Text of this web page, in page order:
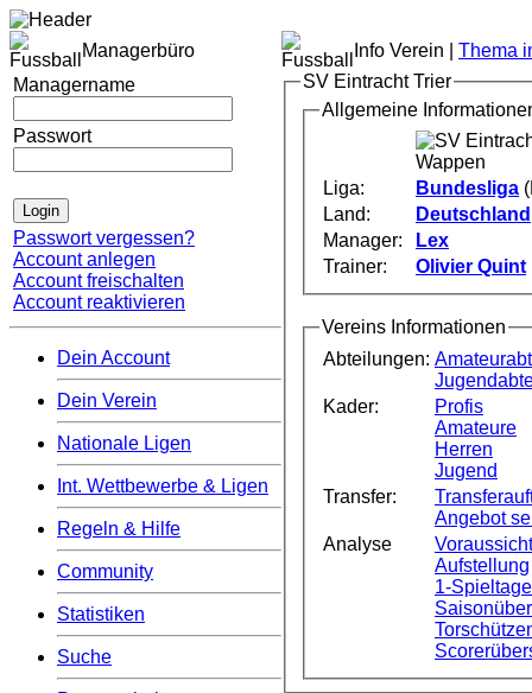
Managerbüro
Managername
Passwort
Passwort vergessen?
Account anlegen
Account freischalten
Account reaktivieren
Dein Account
Dein Verein
Nationale Ligen
Int. Wettbewerbe & Ligen
Regeln & Hilfe
Community
Statistiken
Suche
Info Verein | Thema
SV Eintracht Trier
Allgemeine
Liga: Bundesliga
Land:
Deutschland
Manager:
Lex
Trainer:
Olivier Quint
Vereins Informationen
Abteilungen:
Kader:
Profis
Amateure
Herren
Jugend
Transfer:
Angebot
Analyse
Aufstellung
1-